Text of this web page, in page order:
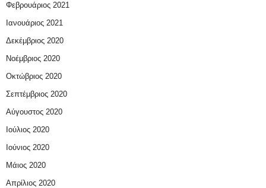
Φεβρουάριος 2021
Ιανουάριος 2021
Δεκέμβριος 2020
Νοέμβριος 2020
Οκτώβριος 2020
Σεπτέμβριος 2020
Αύγουστος 2020
Ιούλιος 2020
Ιούνιος 2020
Μάιος 2020
Απρίλιος 2020